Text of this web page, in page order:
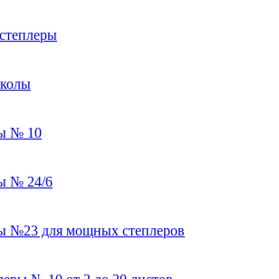
№ 10
№ 24/6
№23 для мощных степлеров